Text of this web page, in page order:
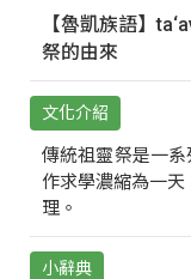
【魯凱族語】
祭的由來
文化介紹
傳統祖靈祭是一
作求學濃縮為一天
理。
小辭典